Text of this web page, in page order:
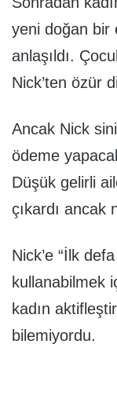
yeni doğan bir
anlaşıldı.
Nick’ten özür
Ancak Nick
ödeme
Düşük gelirli
çıkardı ancak
Nick’e “İlk
kullanabilmek
kadın
bilemiyordu.